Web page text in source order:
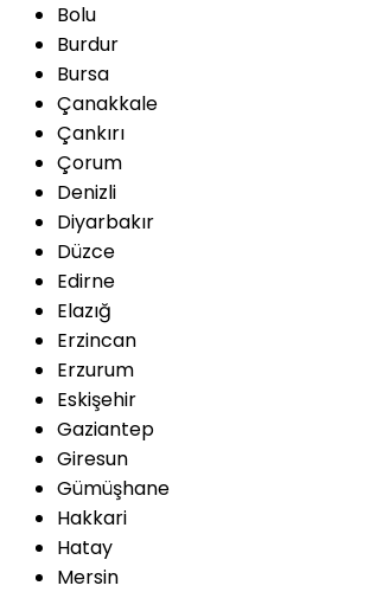
Bolu
Burdur
Bursa
Çanakkale
Çankırı
Çorum
Denizli
Diyarbakır
Düzce
Edirne
Elazığ
Erzincan
Erzurum
Eskişehir
Gaziantep
Giresun
Gümüşhane
Hakkari
Hatay
Mersin